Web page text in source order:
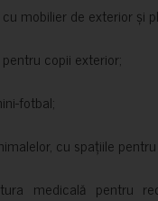
mobilier de exterior și
copii exterior;
fotbal;
cu spațiile
medicală pentru